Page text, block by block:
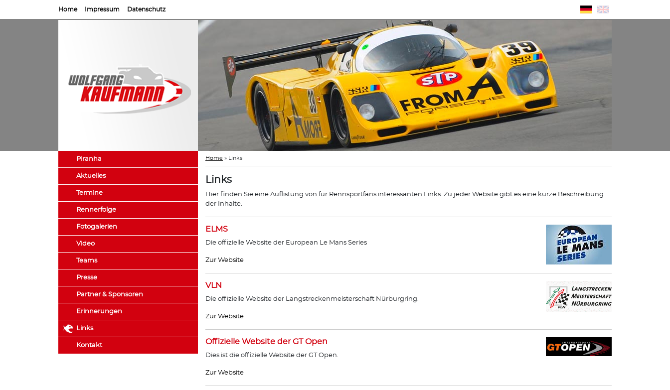
Home Impressum Datenschutz
Piranha
Aktuelles
Termine
Rennerfolge
Fotogalerien
Video
Teams
Presse
Partner & Sponsoren
Erinnerungen
Links
Kontakt
Home » Links
Links
Hier finden Sie eine Auflistung von für Rennsportfans interessanten Links. Zu jeder Website gibt es eine kurze Beschreibung
der Inhalte.
ELMS
Die offizielle Website der European Le Mans Series
Zur Website
VLN
Die offizielle Website der Langstreckenmeisterschaft Nürburgring.
Zur Website
Offizielle Website der GT Open
Dies ist die offizielle Website der GT Open.
Zur Website